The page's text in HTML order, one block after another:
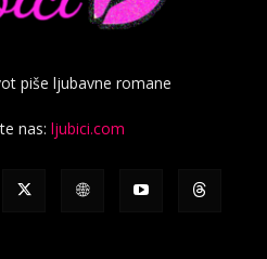
piše ljubavne romane
nas: ljubici.com